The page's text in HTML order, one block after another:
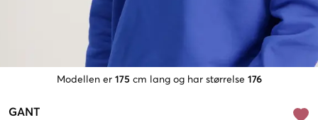
Modellen er 175 cm lang og har størrelse 176
GANT